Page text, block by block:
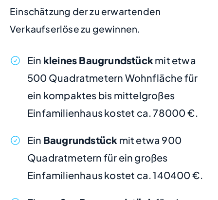
Einschätzung der zu erwartenden
Verkaufserlöse zu gewinnen.
Ein kleines Baugrundstückmit etwa
500 Quadratmetern Wohnfläche für
ein kompaktes bis mittelgroßes
Einfamilienhaus kostet ca. 78000 €.
Ein Baugrundstück mit etwa 900
Quadratmetern für ein großes
Einfamilienhaus kostet ca. 140400 €.